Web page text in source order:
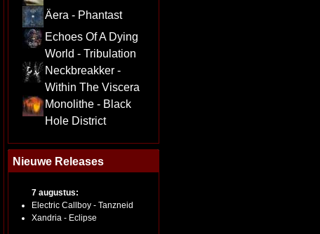
Äera - Phantast
Echoes Of A Dying
World - Tribulation
Neckbreakker -
Within The Viscera
Monolithe - Black
Hole District
Nieuwe Releases
7 augustus:
Electric Callboy - Tanzneid
Xandria - Eclipse